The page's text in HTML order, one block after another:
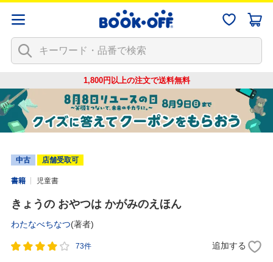
1,800円以上の注文で送料無料
中古 店舗受取可
書籍 児童書
きょうの おやつは かがみのえほん
わたなべちなつ(著者)
73件 追加する